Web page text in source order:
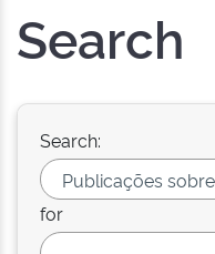
Search
Search:
for